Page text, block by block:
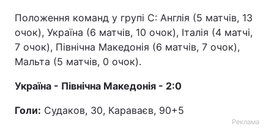
Тема оформлення
Положення команд у групі C: Англія (5 матчів, 13
очок), Україна (6 матчів, 10 очок), Італія (4 матчі,
7 очок), Північна Македонія (6 матчів, 7 очок),
Мальта (5 матчів, 0 очок).
Україна - Північна Македонія - 2:0
Голи: Судаков, 30, Караваєв, 90+5
Реклама